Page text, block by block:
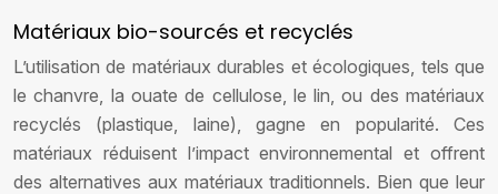
Matériaux bio-sourcés et recyclés
L’utilisation de matériaux durables et écologiques, tels que
le chanvre, la ouate de cellulose, le lin, ou des matériaux
recyclés (plastique, laine), gagne en popularité. Ces
matériaux réduisent l’impact environnemental et offrent
des alternatives aux matériaux traditionnels. Bien que leur